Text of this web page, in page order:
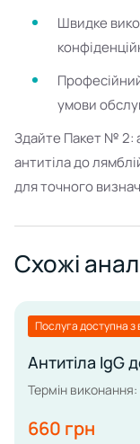
Швидке
умови
Здайте Пакет № 2:
антитіла до
для точного
Схожі
Послуга доступна з
Антитіла IgG
Термін виконання:
660 грн